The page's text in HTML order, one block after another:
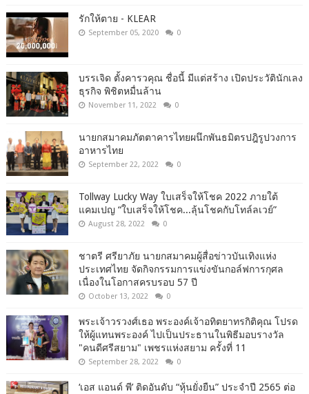
รักให้ตาย - KLEAR
September 05, 2020 0
บรรเจิด ตั้งคารวคุณ ชื่อนี้ มีแต่สร้าง เปิดประวัตินักเลง
ธุรกิจ พิชิตหมื่นล้าน
November 11, 2022 0
นายกสมาคมภัตตาคารไทยผนึกพันธมิตรปฎิรูปวงการ
อาหารไทย
September 22, 2022 0
Tollway Lucky Way ใบเสร็จให้โชค 2022 ภายใต้
แคมเปญ “ใบเสร็จให้โชค...ลุ้นโชคกับโทล์ลเวย์”
August 28, 2022 0
ชาตรี​ ศรียาภัย​ นายกสมาคม​ผู้​สื่อข่าว​บันเทิง​แห่ง​
ประเทศไทย​ จัดกิจกรรม​การแข่งขัน​กอล์ฟ​การ​กุศล​
เนื่อง​ใน​โอกาสครบรอบ​ 57​ ปี
October 13, 2022 0
พระเจ้าวรวงศ์เธอ พระองค์เจ้าอทิตยาทรกิติคุณ โปรด
ให้ผู้แทนพระองค์ ไปเป็นประธานในพิธีมอบรางวัล
"คนดีศรีสยาม" เพชรแห่งสยาม ครั้งที่ 11
September 28, 2022 0
‘เอส แอนด์ พี’ ติดอันดับ “หุ้นยั่งยืน” ประจำปี 2565 ต่อ